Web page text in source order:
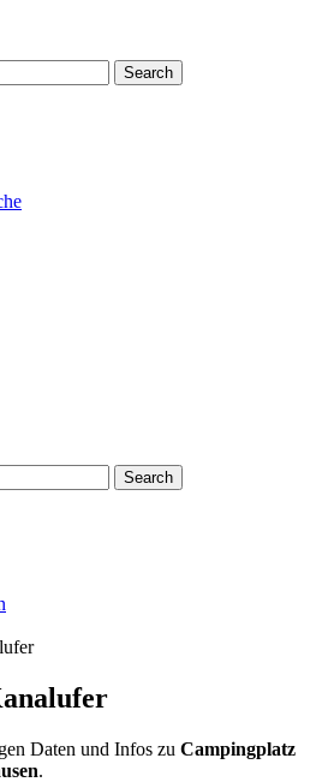
Search
Search
Daten und Infos zu Campingplatz
.